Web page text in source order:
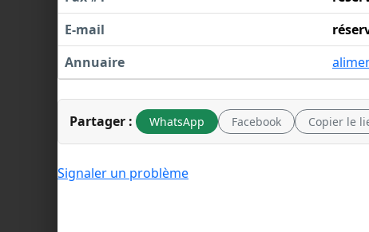
E-mail
Annuaire
Partager : WhatsApp Facebook Copier le
Signaler un problème